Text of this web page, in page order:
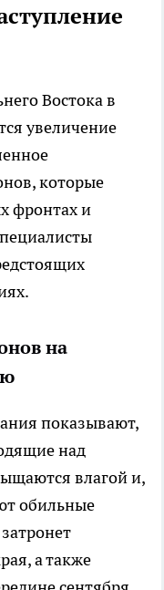
Востока в
увеличение
которые
фронтах и
на
показывают,
над
влагой и,
обильные
а также